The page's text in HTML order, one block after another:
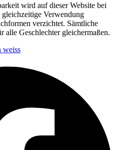
wird auf dieser Website bei
gleichzeitige Verwendung
verzichtet. Sämtliche
alle Geschlechter gleichermaßen.